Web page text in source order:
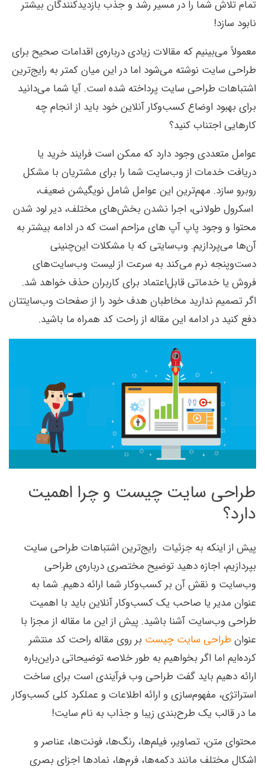
تمام تلاش شما را در مسیر رشد و جذب بازدیدکنندگان بیشتر
نابود سازد!
معمولاً می‌بینیم که مقالات زیادی درباره‌ی اقدامات صحیح برای
طراحی سایت نوشته می‌شود اما در این میان کمتر به رایج‌ترین
اشتباهات طراحی سایت پرداخته شده است. آیا شما می‌دانید
برای بهبود اوضاع کسب‌وکار آنلاین خود باید از انجام چه
کارهایی اجتناب کنید؟
عوامل متعددی وجود دارد که ممکن است فرایند خرید یا
دریافت خدمات از وب‌سایت شما را برای مشتریان با مشکل
روبرو سازد. مهم‌ترین این عوامل شامل نویگیشن ضعیف،
اسکرول طولانی، اجرا نشدن بخش‌های مختلف، دیر لود شدن
محتوا و وجود پاپ آپ های مزاحم است که در ادامه بیشتر به
آن‌ها می‌پردازیم. وب‌سایتی که با مشکلات این‌چنینی
دست‌وپنجه نرم می‌کند به سرعت از لیست وب‌سایت‌های
فروش یا خدماتی قابل‌اعتماد برای کاربران حذف خواهد شد.
اگر تصمیم ندارید مخاطبان هدف خود را از صفحات وب‌سایتتان
دفع کنید در ادامه این مقاله از راحت کد همراه ما باشید.
طراحی سایت چیست و چرا اهمیت
دارد؟
پیش از اینکه به جزئیات رایج‌ترین اشتباهات طراحی سایت
بپردازیم، اجازه دهید توضیح مختصری درباره‌ی طراحی
وب‌سایت و نقش آن بر کسب‌وکار شما ارائه دهیم. شما به
عنوان مدیر یا صاحب یک کسب‌وکار آنلاین باید با اهمیت
طراحی وب‌سایت آشنا باشید. پیش از این ما مقاله از مجزا با
عنوانطراحی سایت چیست بر روی مقاله راحت کد منتشر
کرده‌ایم اما اگر بخواهیم به طور خلاصه توضیحاتی دراین‌باره
ارائه دهیم باید گفت طراحی وب فرآیندی است برای ساخت
استراتژی، مفهوم‌سازی و ارائه اطلاعات و عملکرد کلی کسب‌وکار
ما در قالب یک طرح‌بندی زیبا و جذاب به نام سایت!
محتوای متن، تصاویر، فیلم‌ها، رنگ‌ها، فونت‌ها، عناصر و
اشکال مختلف مانند دکمه‌ها، فرم‌ها، نمادها اجزای بصری